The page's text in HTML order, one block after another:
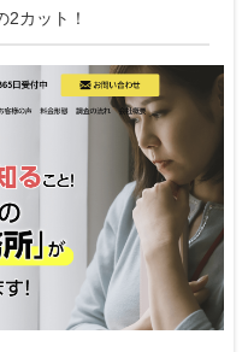
カット！